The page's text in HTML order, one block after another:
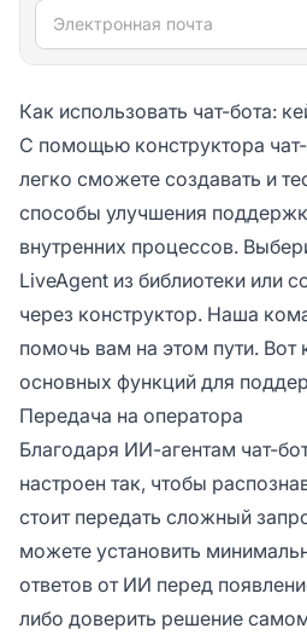
Электронная почта
Как использовать чат-бота:
С помощью конструктора
легко сможете создавать и
способы улучшения
внутренних процессов.
LiveAgent из библиотеки или
через конструктор. Наша
помочь вам на этом пути. Вот
основных функций для
Передача на оператора
Благодаря ИИ-агентам чат-
настроен так, чтобы
стоит передать сложный
можете установить
ответов от ИИ перед
либо доверить решение